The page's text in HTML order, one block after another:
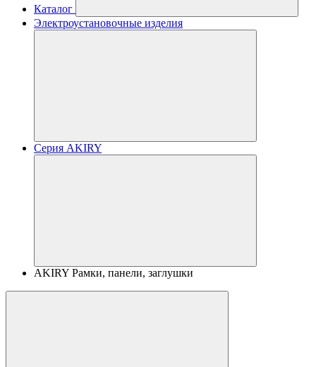
Каталог
Электроустановочные изделия
Серия AKIRY
AKIRY Рамки, панели, заглушки